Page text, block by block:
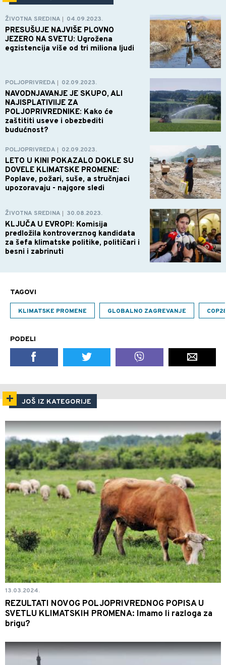
ŽIVOTNA SREDINA 04.09.2023.
PRESUŠUJE NAJVIŠE PLOVNO
JEZERO NA SVETU: Ugrožena
egzistencija više od tri miliona ljudi
POLJOPRIVREDA 02.09.2023.
NAVODNJAVANJE JE SKUPO, ALI
NAJISPLATIVIIJE ZA
POLJOPRIVREDNIKE: Kako će
zaštititi useve i obezbediti
budućnost?
POLJOPRIVREDA 02.09.2023.
LETO U KINI POKAZALO DOKLE SU
DOVELE KLIMATSKE PROMENE:
Poplave, požari, suše, a stručnjaci
upozoravaju - najgore sledi
ŽIVOTNA SREDINA 30.08.2023.
KLJUČA U EVROPI: Komisija
predložila kontroverznog kandidata
za šefa klimatske politike, političari i
besni i zabrinuti
TAGOVI
KLIMATSKE PROMENE GLOBALNO ZAGREVANJE
PODELI
JOŠ IZ KATEGORIJE
13.03.2024.
REZULTATI NOVOG POLJOPRIVREDNOG POPISA U
SVETLU KLIMATSKIH PROMENA: Imamo li razloga za
brigu?